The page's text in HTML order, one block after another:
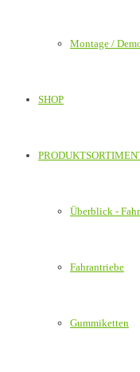
Montage /
SHOP
Überblick -
Fahrantriebe
Gummiketten